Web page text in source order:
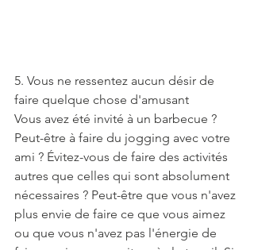
5. Vous ne ressentez aucun désir de
faire quelque chose d'amusant
Vous avez été invité à un barbecue ?
Peut-être à faire du jogging avec votre
ami ? Évitez-vous de faire des activités
autres que celles qui sont absolument
nécessaires ? Peut-être que vous n'avez
plus envie de faire ce que vous aimez
ou que vous n'avez pas l'énergie de